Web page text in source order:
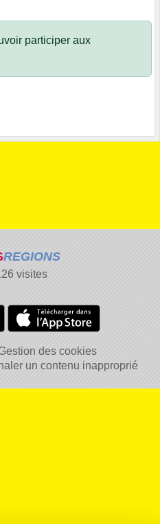
participer aux
REGIONS
visites
des cookies
un contenu inapproprié